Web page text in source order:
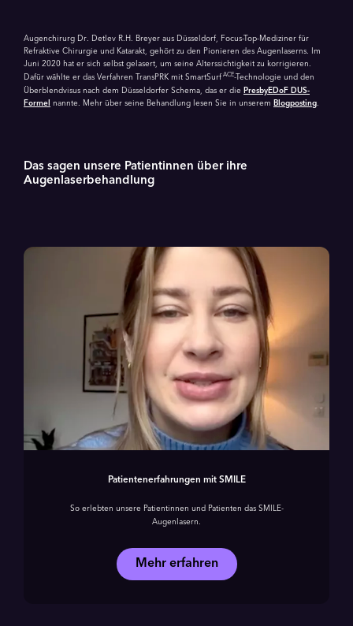
Augenchirurg Dr. Detlev R.H. Breyer aus Düsseldorf, Focus-Top-Mediziner für
Refraktive Chirurgie und Katarakt, gehört zu den Pionieren des Augen­laserns. Im
Juni 2020 hat er sich selbst gelasert, um seine Alters­sichtigkeit zu korrigieren.
Dafür wählte er das Verfahren TransPRK mit SmartSurf ACE-Technologie und den
Über­blendvisus nach dem Düsseldorfer Schema, das er die PresbyEDoF DUS-
Formel nannte. Mehr über seine Behandlung lesen Sie in unserem Blogposting
Das sagen unsere Patientinnen über ihre
Augenlaserbehandlung
Patientenerfahrungen mit SMILE
So erlebten unsere Patientinnen und Patienten das SMILE-
Augenlasern.
Mehr erfahren